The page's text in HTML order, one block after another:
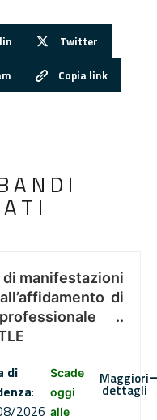
Twitter
Copia link
di manifestazioni
di
..
di
:
2026
Scade
oggi
alle
Maggiori
dettagli